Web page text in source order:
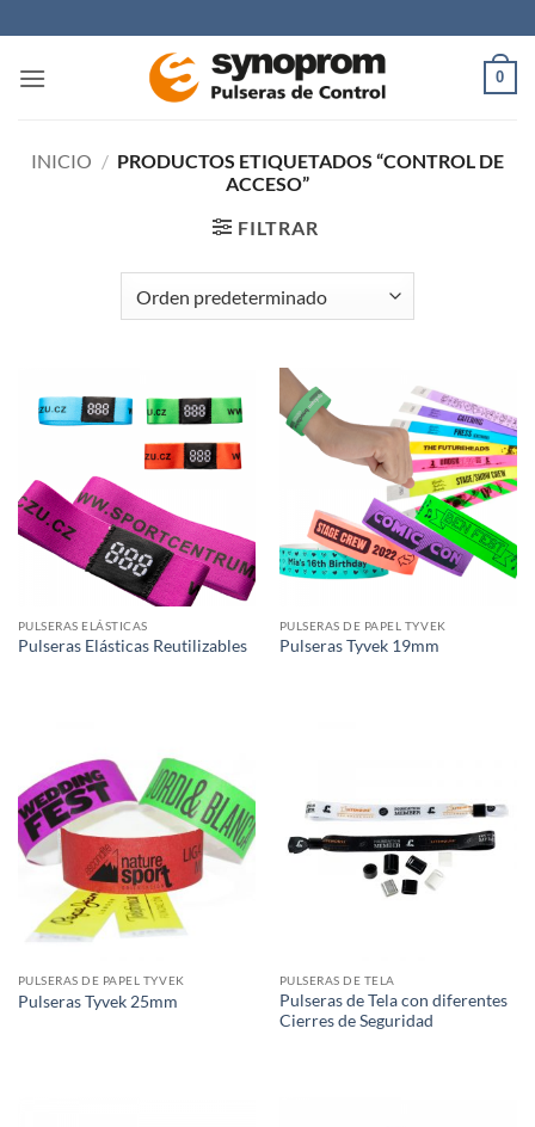
al
contenido
0
INICIO / PRODUCTOS ETIQUETADOS “CONTROL DE
ACCESO”
FILTRAR
PULSERAS ELÁSTICAS
Pulseras Elásticas Reutilizables
PULSERAS DE PAPEL TYVEK
Pulseras Tyvek 19mm
PULSERAS DE PAPEL TYVEK
Pulseras Tyvek 25mm
PULSERAS DE TELA
Pulseras de Tela con diferentes
Cierres de Seguridad